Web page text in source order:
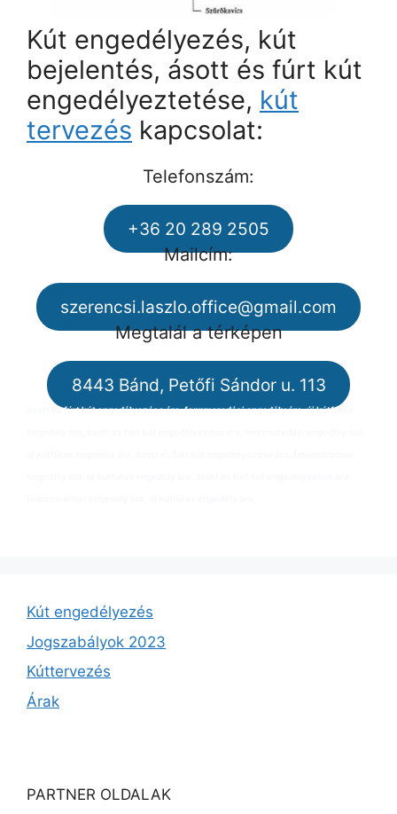
Kút engedélyezés, kút
bejelentés, ásott és fúrt kút
engedélyeztetése, kút
tervezés kapcsolat:
Telefonszám:
+36 20 289 2505
Mailcím:
szerencsi.laszlo.office@gmail.com
Megtalál a térképen
8443 Bánd, Petőfi Sándor u. 113
ásott és fúrt kút engedélyezése ára, fennmaradási engedély ára, új kútfúrás
Kút engedélyezés
Jogszabályok 2023
Kúttervezés
Árak
PARTNER OLDALAK